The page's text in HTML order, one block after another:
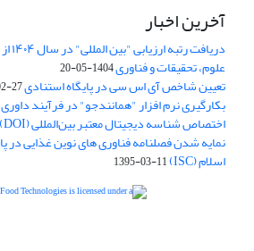
آخرین اخبار
علوم، تحقیقات و فناوری1404-05-20
تعیین شاخص آی اس سی در پایگاه استنادی ISC27
بکارگیری نرم افزار "همانندجو" در فرآیند داوری
اختصاص شناسه دیجیتال معتبر بین‌المللی (DOI)
نمایه شدن فصلنامه فناوری های نوین غذایی در
اسلام (ISC) 1395-03-11